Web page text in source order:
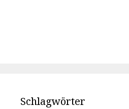
Schlagwörter